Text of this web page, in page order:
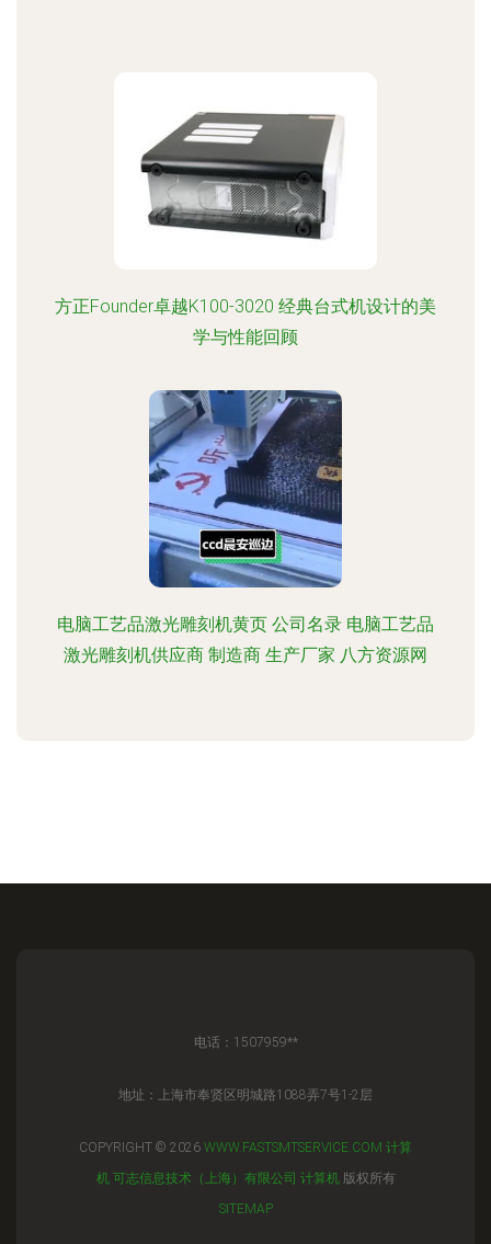
方正Founder卓越K100-3020 经典台式机设计的美
学与性能回顾
电脑工艺品激光雕刻机黄页 公司名录 电脑工艺品
激光雕刻机供应商 制造商 生产厂家 八方资源网
电话：1507959**
地址：上海市奉贤区明城路1088弄7号1-2层
COPYRIGHT © 2026 WWW.FASTSMTSERVICE.COM 计算
机 可志信息技术（上海）有限公司 计算机版权所有
SITEMAP